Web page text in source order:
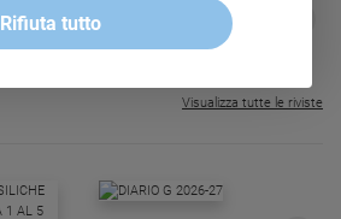
€ 104,00
Visualizza tutte le riviste
Rifiuta tutto